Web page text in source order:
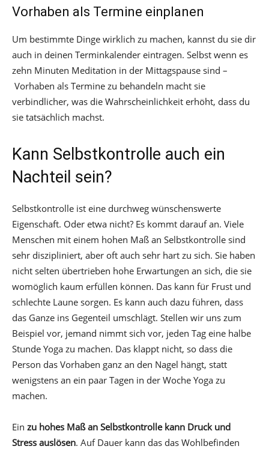
Vorhaben als Termine einplanen
Um bestimmte Dinge wirklich zu machen, kannst du sie dir
auch in deinen Terminkalender eintragen. Selbst wenn es
zehn Minuten Meditation in der Mittagspause sind –
Vorhaben als Termine zu behandeln macht sie
verbindlicher, was die Wahrscheinlichkeit erhöht, dass du
sie tatsächlich machst.
Kann Selbstkontrolle auch ein
Nachteil sein?
Selbstkontrolle ist eine durchweg wünschenswerte
Eigenschaft. Oder etwa nicht? Es kommt darauf an. Viele
Menschen mit einem hohen Maß an Selbstkontrolle sind
sehr diszipliniert, aber oft auch sehr hart zu sich. Sie haben
nicht selten übertrieben hohe Erwartungen an sich, die sie
womöglich kaum erfüllen können. Das kann für Frust und
schlechte Laune sorgen. Es kann auch dazu führen, dass
das Ganze ins Gegenteil umschlägt. Stellen wir uns zum
Beispiel vor, jemand nimmt sich vor, jeden Tag eine halbe
Stunde Yoga zu machen. Das klappt nicht, so dass die
Person das Vorhaben ganz an den Nagel hängt, statt
wenigstens an ein paar Tagen in der Woche Yoga zu
machen.
Ein zu hohes Maß an Selbstkontrolle kann Druck und
Stress auslösen. Auf Dauer kann das das Wohlbefinden